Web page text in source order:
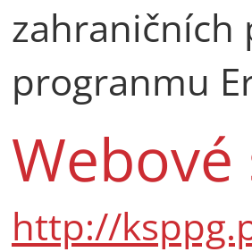
zahraničních
progranmu
http://